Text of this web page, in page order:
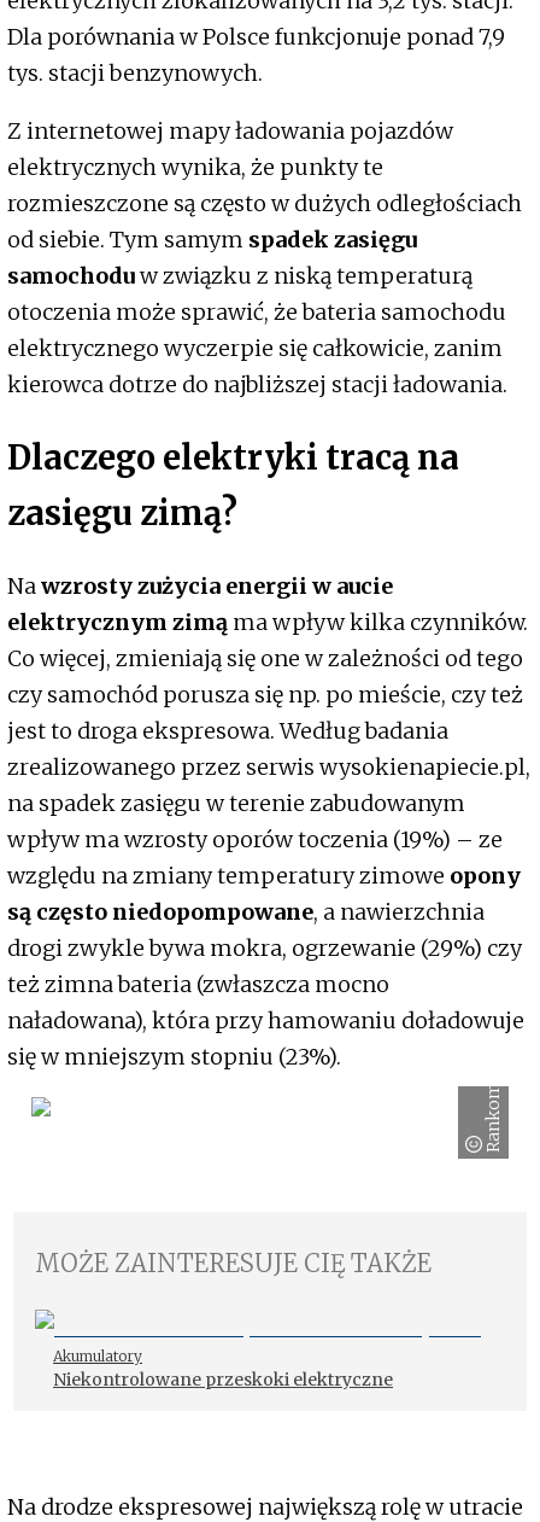
Dla porównania w Polsce funkcjonuje ponad 7,9
tys. stacji benzynowych.
Z internetowej mapy ładowania pojazdów
elektrycznych wynika, że punkty te
rozmieszczone są często w dużych odległościach
od siebie. Tym samym spadek zasięgu
samochoduw związku z niską temperaturą
otoczenia może sprawić, że bateria samochodu
elektrycznego wyczerpie się całkowicie, zanim
kierowca dotrze do najbliższej stacji ładowania.
Dlaczego elektryki tracą na
zasięgu zimą?
Na wzrosty zużycia energii w aucie
elektrycznym zimą ma wpływ kilka czynników.
Co więcej, zmieniają się one w zależności od tego
czy samochód porusza się np. po mieście, czy też
jest to droga ekspresowa. Według badania
zrealizowanego przez serwis wysokienapiecie.pl,
na spadek zasięgu w terenie zabudowanym
wpływ ma wzrosty oporów toczenia (19%) – ze
względu na zmiany temperatury zimowe opony
są często niedopompowane, a nawierzchnia
drogi zwykle bywa mokra, ogrzewanie (29%) czy
też zimna bateria (zwłaszcza mocno
naładowana), która przy hamowaniu doładowuje
się w mniejszym stopniu (23%).
Rankomat.pl
MOŻE ZAINTERESUJE CIĘ TAKŻE
Akumulatory
Niekontrolowane przeskoki elektryczne
Na drodze ekspresowej największą rolę w utracie